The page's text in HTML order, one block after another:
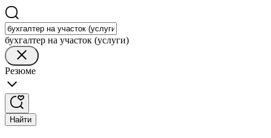
бухгалтер на участок (услуги)
Резюме
Найти